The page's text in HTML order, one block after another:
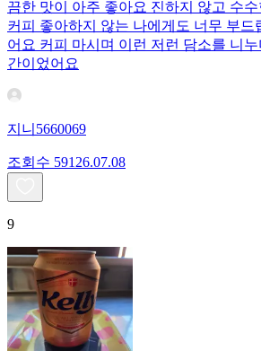
끔한 맛이 아주 좋아요 진하지 않고 수
커피 좋아하지 않는 나에게도 너무 부드
어요 커피 마시며 이런 저런 담소를 니누
간이었어요
지니5660069
조회수 591 26.07.08
9